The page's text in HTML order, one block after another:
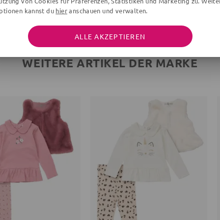
WEITERE ARTIKEL DER MARKE
kannst du hieranschauen und verwalten.
ALLE AKZEPTIEREN